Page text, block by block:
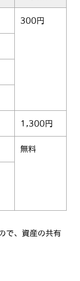
300円
1,300円
無料
で、資産の共有